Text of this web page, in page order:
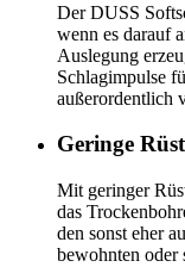
Der DUSS
wenn es darauf
Auslegung
Schlagimpulse
außerordentlich
Geringe
Mit geringer
das
den sonst eher
bewohnten oder